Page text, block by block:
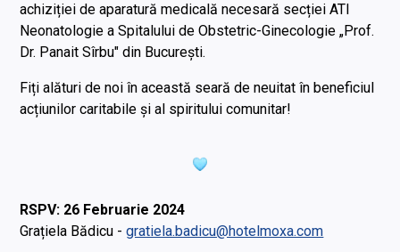
achiziției de aparatură medicală necesară secției ATI
Neonatologie a Spitalului de Obstetric-Ginecologie „Prof.
Dr. Panait Sîrbu" din București.
Fiți alături de noi în această seară de neuitat în beneficiul
acțiunilor caritabile și al spiritului comunitar!
RSPV: 26 Februarie 2024
Grațiela Bădicu -gratiela.badicu@hotelmoxa.com